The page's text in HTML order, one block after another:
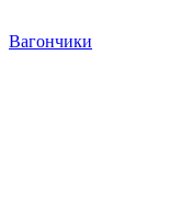
Вагончики